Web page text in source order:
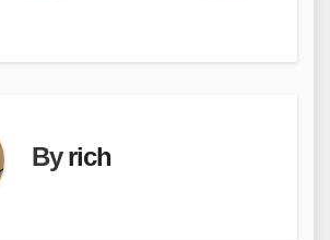
Byrich